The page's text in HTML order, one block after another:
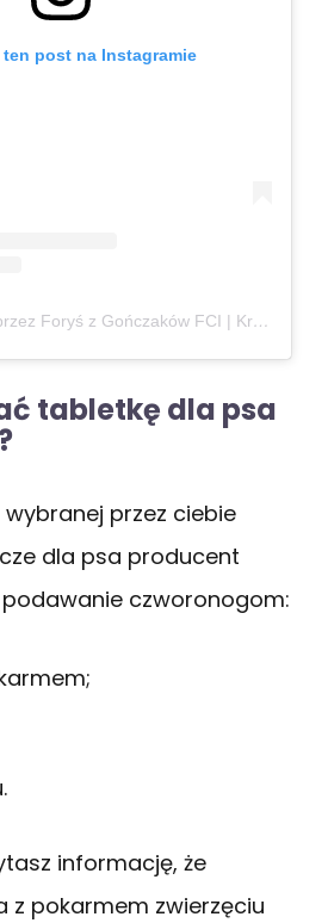
post na Instagramie
Post udostępniony przez Foryś z Gończaków FCI | Kreatywne życie z psem (@forys_ogarpolski)
tabletkę dla psa
przez ciebie
dla psa producent
czworonogom:
informację, że
z pokarmem zwierzęciu